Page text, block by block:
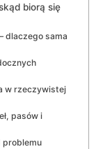
biorą się
dlaczego sama
w rzeczywistej
pasów i
problemu